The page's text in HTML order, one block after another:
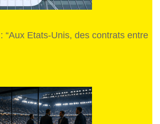
“Aux Etats-Unis, des contrats entre